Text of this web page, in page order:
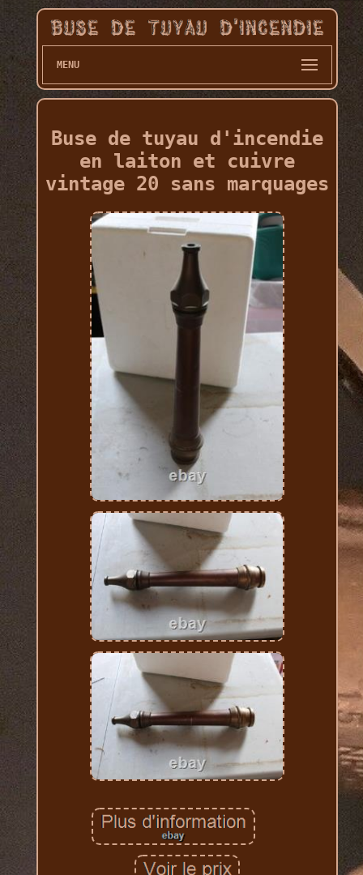
MENU
Buse de tuyau d'incendie
en laiton et cuivre
vintage 20 sans marquages